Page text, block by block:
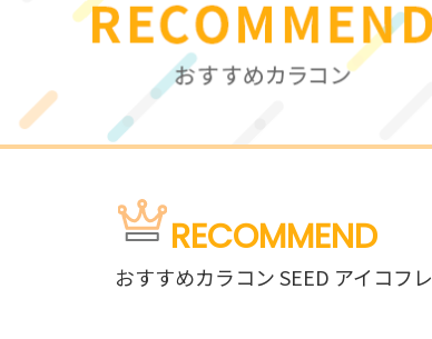
RECOMMEND
おすすめカラコン SEED アイコフレ